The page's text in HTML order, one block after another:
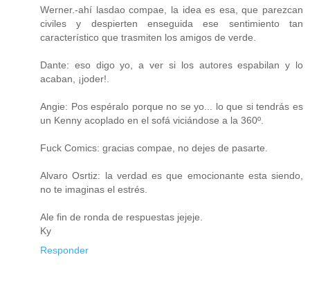
Werner.-ahí lasdao compae, la idea es esa, que parezcan
civiles y despierten enseguida ese sentimiento tan
característico que trasmiten los amigos de verde.
Dante: eso digo yo, a ver si los autores espabilan y lo
acaban, ¡joder!.
Angie: Pos espéralo porque no se yo... lo que si tendrás es
un Kenny acoplado en el sofá viciándose a la 360º.
Fuck Comics: gracias compae, no dejes de pasarte.
Alvaro Osrtiz: la verdad es que emocionante esta siendo,
no te imaginas el estrés.
Ale fin de ronda de respuestas jejeje.
Ky
Responder